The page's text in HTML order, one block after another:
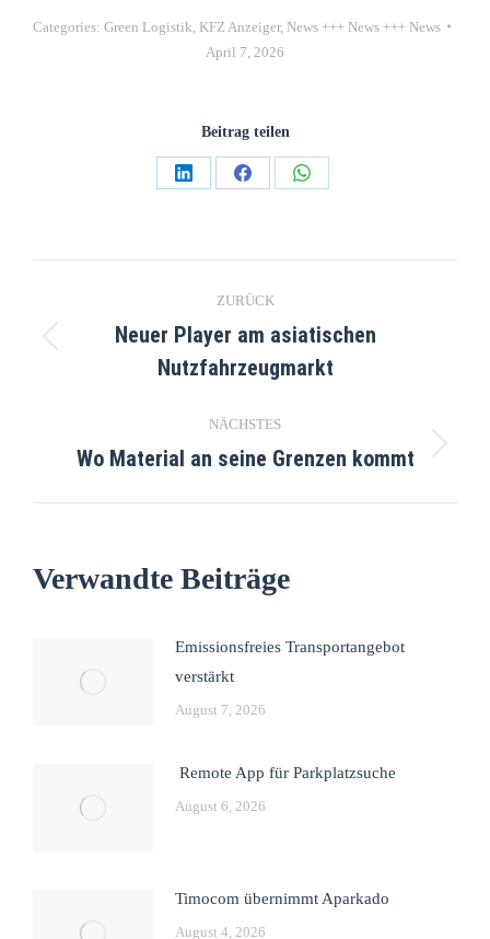
Categories: Green Logistik KFZ Anzeiger, News +++ News +++ News
April 7, 2026
Beitrag teilen
ZURÜCK
Neuer Player am asiatischen
Nutzfahrzeugmarkt
NÄCHSTES
Wo Material an seine Grenzen kommt
Verwandte Beiträge
Emissionsfreies Transportangebot
verstärkt
August 7, 2026
Remote App für Parkplatzsuche
August 6, 2026
Timocom übernimmt Aparkado
August 4, 2026